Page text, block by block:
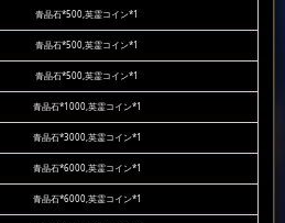
青晶石*500,英霊コイン*1
青晶石*500,英霊コイン*1
青晶石*500,英霊コイン*1
青晶石*1000,英霊コイン*1
青晶石*3000,英霊コイン*1
青晶石*6000,英霊コイン*1
青晶石*6000,英霊コイン*1